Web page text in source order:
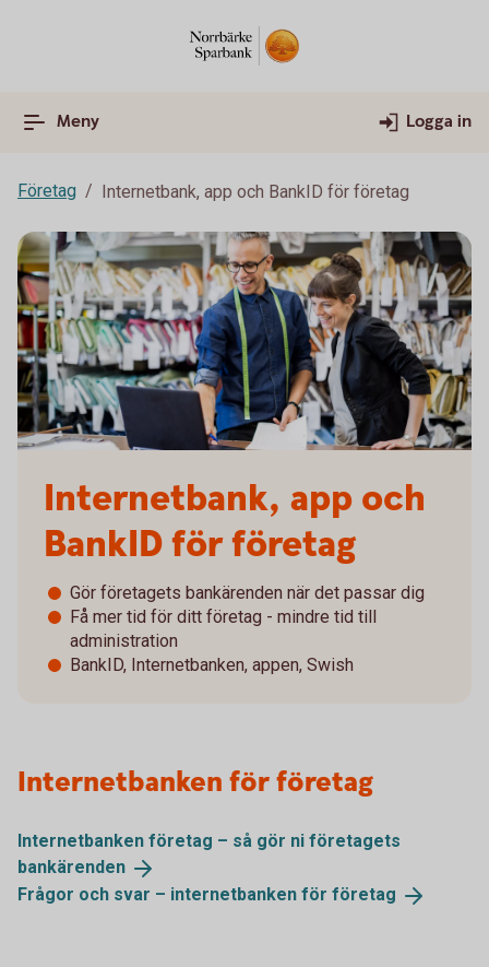
Meny Logga in
Företag Internetbank, app och BankID för företag
Internetbank, app och
BankID för företag
Gör företagets bankärenden när det passar dig
Få mer tid för ditt företag - mindre tid till
administration
BankID, Internetbanken, appen, Swish
Internetbanken för företag
Internetbanken företag – så gör ni företagets
bankärenden
Frågor och svar – internetbanken för företag